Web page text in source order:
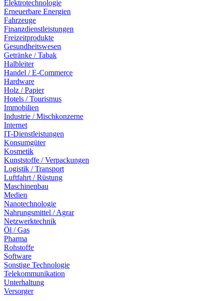
Elektrotechnologie
Erneuerbare Energien
Fahrzeuge
Finanzdienstleistungen
Freizeitprodukte
Gesundheitswesen
Getränke / Tabak
Halbleiter
Handel / E-Commerce
Hardware
Holz / Papier
Hotels / Tourismus
Immobilien
Industrie / Mischkonzerne
Internet
IT-Dienstleistungen
Konsumgüter
Kosmetik
Kunststoffe / Verpackungen
Logistik / Transport
Luftfahrt / Rüstung
Maschinenbau
Medien
Nanotechnologie
Nahrungsmittel / Agrar
Netzwerktechnik
Öl / Gas
Pharma
Rohstoffe
Software
Sonstige Technologie
Telekommunikation
Unterhaltung
Versorger